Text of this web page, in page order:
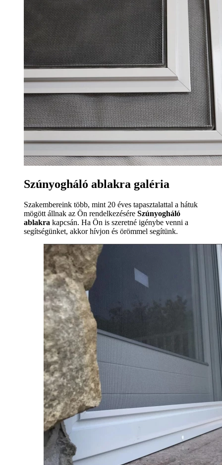
Szúnyogháló ablakra galéria
Szakembereink több, mint 20 éves tapasztalattal a hátuk
mögött állnak az Ön rendelkezésére Szúnyogháló
ablakra kapcsán. Ha Ön is szeretné igénybe venni a
segítségünket, akkor hívjon és örömmel segítünk.